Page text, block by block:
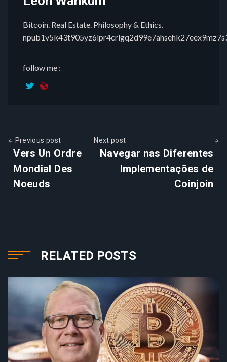
Bitcoin. Real Estate. Philosophy & Ethics.
follow me :
Previous post
Vers Un Ordre
Mondial Des
Noeuds
Next post
Navegar nas Diferentes
Implementações de
Coinjoin
RELATED POSTS